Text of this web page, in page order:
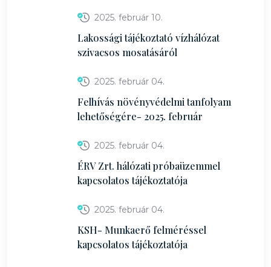
2025. február 10.
Lakossági tájékoztató vízhálózat
szivacsos mosatásáról
2025. február 04.
Felhívás növényvédelmi tanfolyam
lehetőségére- 2025. február
2025. február 04.
ÉRV Zrt. hálózati próbaüzemmel
kapcsolatos tájékoztatója
2025. február 04.
KSH- Munkaerő felméréssel
kapcsolatos tájékoztatója